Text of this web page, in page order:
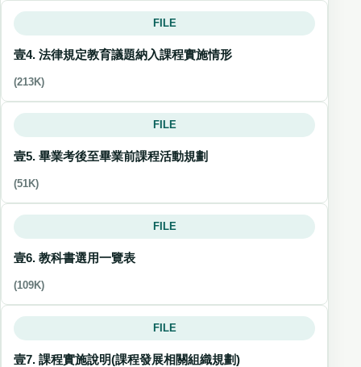
FILE
壹4. 法律規定教育議題納入課程實施情形
(213K)
FILE
壹5. 畢業考後至畢業前課程活動規劃
(51K)
FILE
壹6. 教科書選用一覽表
(109K)
FILE
壹7. 課程實施說明(課程發展相關組織規劃)